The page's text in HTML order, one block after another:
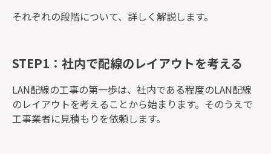
それぞれの段階について、詳しく解説します。
STEP1：社内で配線のレイアウトを考える
LAN配線の工事の第一歩は、社内である程度のLAN配線
のレイアウトを考えることから始まります。そのうえで
工事業者に見積もりを依頼します。